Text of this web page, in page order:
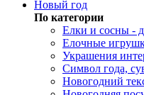
Новый год
По категории
Елки и сосны -
Елочные
Украшения
Символ года,
Новогодний